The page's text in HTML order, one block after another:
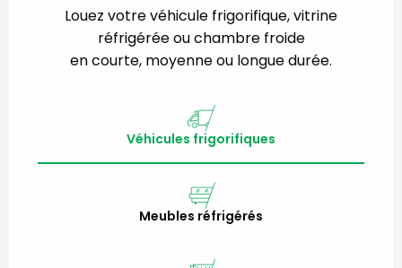
Louez votre véhicule frigorifique, vitrine
réfrigérée ou chambre froide
en courte, moyenne ou longue durée.
Véhicules frigorifiques
Meubles réfrigérés